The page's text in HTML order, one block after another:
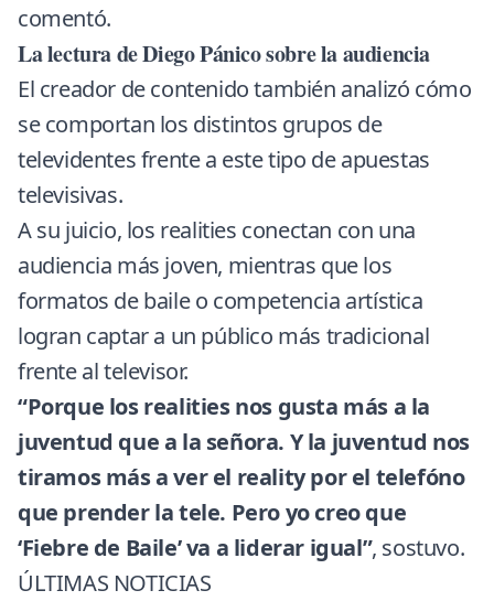
comentó.
La lectura de Diego Pánico sobre la audiencia
El creador de contenido también analizó cómo
se comportan los distintos grupos de
televidentes frente a este tipo de apuestas
televisivas.
A su juicio, los realities conectan con una
audiencia más joven, mientras que los
formatos de baile o competencia artística
logran captar a un público más tradicional
frente al televisor.
“Porque los realities nos gusta más a la
juventud que a la señora. Y la juventud nos
tiramos más a ver el reality por el telefóno
que prender la tele. Pero yo creo que
‘Fiebre de Baile’ va a liderar igual”, sostuvo.
ÚLTIMAS NOTICIAS